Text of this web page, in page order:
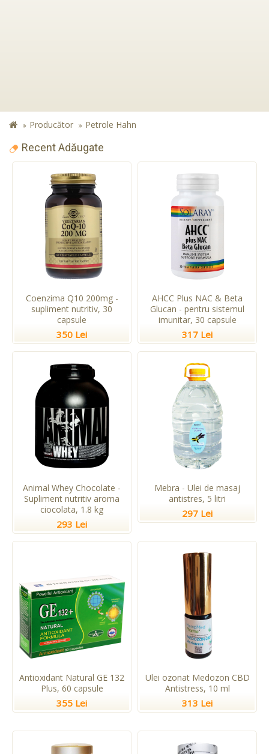
Producător Petrole Hahn
Recent Adăugate
Coenzima Q10 200mg -
supliment nutritiv, 30
capsule
350 Lei
AHCC Plus NAC & Beta
Glucan - pentru sistemul
imunitar, 30 capsule
317 Lei
Animal Whey Chocolate -
Supliment nutritiv aroma
ciocolata, 1.8 kg
293 Lei
Mebra - Ulei de masaj
antistres, 5 litri
297 Lei
Antioxidant Natural GE 132
Plus, 60 capsule
355 Lei
Ulei ozonat Medozon CBD
Antistress, 10 ml
313 Lei